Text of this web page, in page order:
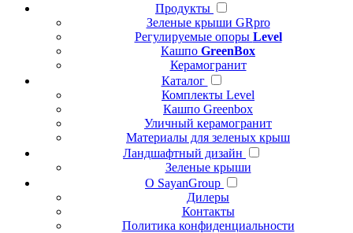
Продукты
Зеленые крыши GRpro
Регулируемые опоры Level
Кашпо GreenBox
Керамогранит
Каталог
Комплекты Level
Кашпо Greenbox
Уличный керамогранит
Материалы для зеленых крыш
Ландшафтный дизайн
Зеленые крыши
О SayanGroup
Дилеры
Контакты
Политика конфиденциальности